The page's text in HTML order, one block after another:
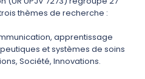
thèmes de recherche :
apprentissage
et systèmes de soins
Société, Innovations.